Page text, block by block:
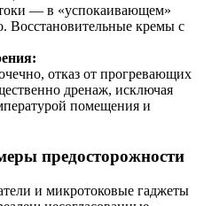
— в «успокаивающем»
Восстановительные кремы с
отказ от прогревающих
дренаж, исключая
помещения и
предосторожности
и микротоковые гаджеты